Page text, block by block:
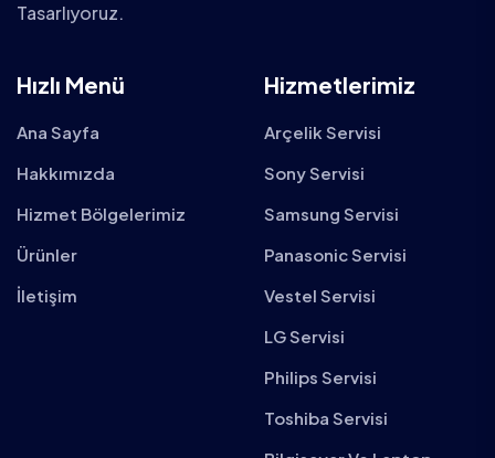
Tasarlıyoruz.
Hızlı Menü
Ana Sayfa
Hakkımızda
Hizmet Bölgelerimiz
Ürünler
İletişim
Hizmetlerimiz
Arçelik Servisi
Sony Servisi
Samsung Servisi
Panasonic Servisi
Vestel Servisi
LG Servisi
Philips Servisi
Toshiba Servisi